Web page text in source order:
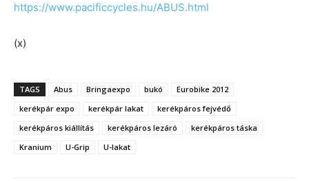
https://www.pacificcycles.hu/ABUS.html
(x)
TAGS Abus Bringaexpo bukó
Eurobike 2012
kerékpár expo
kerékpár lakat
kerékpáros fejvédő
kerékpáros kiállítás
kerékpáros lezáró
kerékpáros táska
Kranium
U-Grip U-lakat